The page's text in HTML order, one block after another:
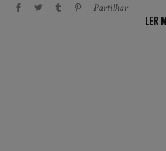
Partilhar
LER